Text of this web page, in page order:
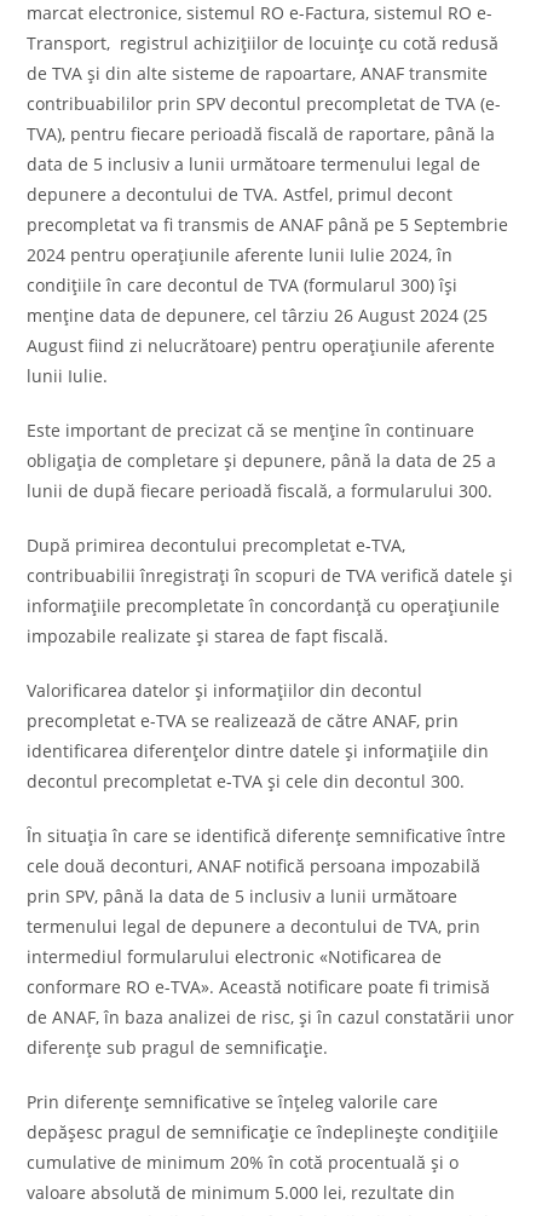
marcat electronice, sistemul RO e-Factura, sistemul RO e-
Transport, registrul achiziţiilor de locuinţe cu cotă redusă
de TVA şi din alte sisteme de rapoartare, ANAF transmite
contribuabililor prin SPV decontul precompletat de TVA (e-
TVA), pentru fiecare perioadă fiscală de raportare, până la
data de 5 inclusiv a lunii următoare termenului legal de
depunere a decontului de TVA. Astfel, primul decont
precompletat va fi transmis de ANAF până pe 5 Septembrie
2024 pentru operaţiunile aferente lunii Iulie 2024, în
condiţiile în care decontul de TVA (formularul 300) îşi
menţine data de depunere, cel târziu 26 August 2024 (25
August fiind zi nelucrătoare) pentru operaţiunile aferente
lunii Iulie.
Este important de precizat că se menţine în continuare
obligaţia de completare şi depunere, până la data de 25 a
lunii de după fiecare perioadă fiscală, a formularului 300.
După primirea decontului precompletat e-TVA,
contribuabilii înregistraţi în scopuri de TVA verifică datele şi
informaţiile precompletate în concordanţă cu operaţiunile
impozabile realizate şi starea de fapt fiscală.
Valorificarea datelor şi informaţiilor din decontul
precompletat e-TVA se realizează de către ANAF, prin
identificarea diferenţelor dintre datele şi informaţiile din
decontul precompletat e-TVA şi cele din decontul 300.
Ȋn situaţia în care se identifică diferenţe semnificative între
cele două deconturi, ANAF notifică persoana impozabilă
prin SPV, până la data de 5 inclusiv a lunii următoare
termenului legal de depunere a decontului de TVA, prin
intermediul formularului electronic «Notificarea de
conformare RO e-TVA». Această notificare poate fi trimisă
de ANAF, în baza analizei de risc, şi în cazul constatării unor
diferenţe sub pragul de semnificaţie.
Prin diferenţe semnificative se înţeleg valorile care
depăşesc pragul de semnificaţie ce îndeplineşte condiţiile
cumulative de minimum 20% în cotă procentuală şi o
valoare absolută de minimum 5.000 lei, rezultate din